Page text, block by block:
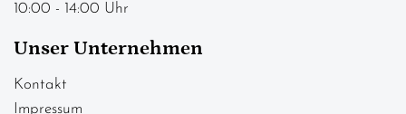
10:00 - 14:00 Uhr
Unser Unternehmen
Kontakt
Impressum